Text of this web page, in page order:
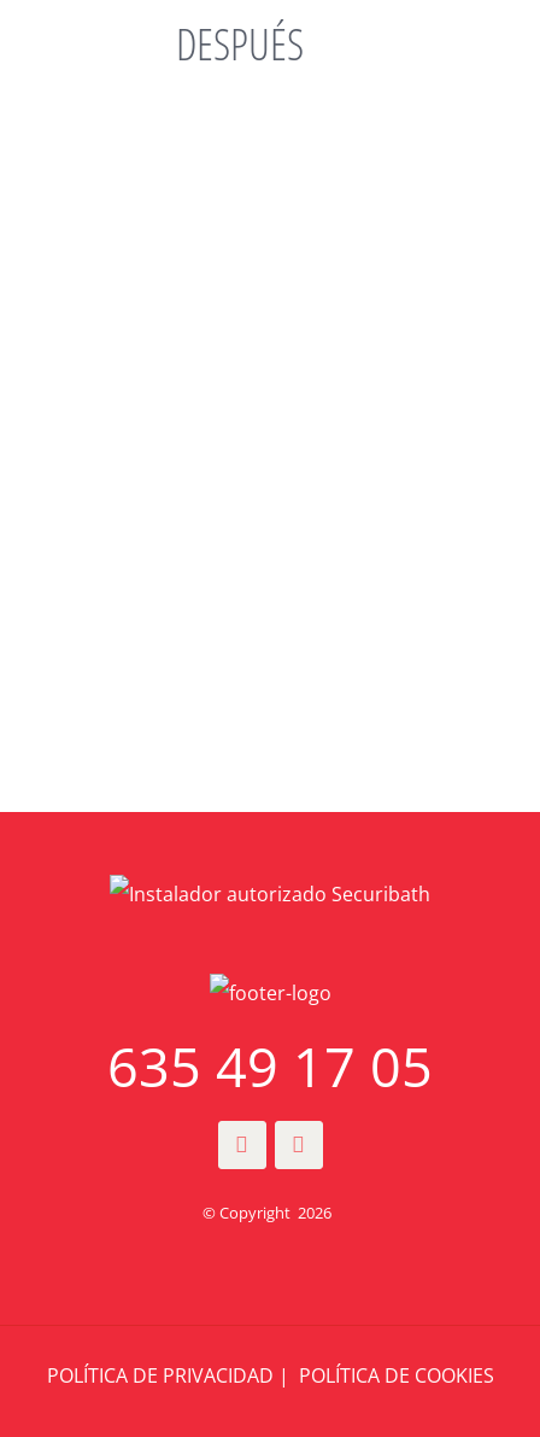
DESPUÉS
635 49 17 05
© Copyright 2026
POLÍTICA DE PRIVACIDAD | POLÍTICA DE COOKIES